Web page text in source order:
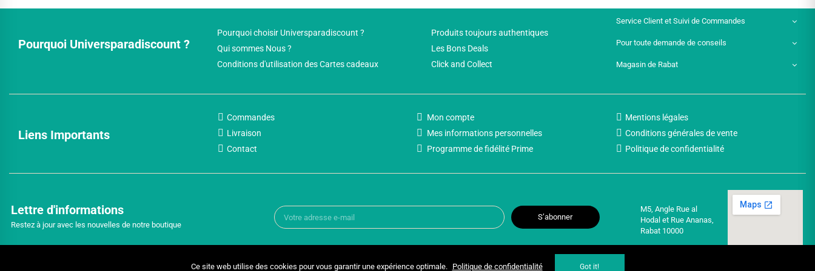
Pourquoi Universparadiscount ?
Pourquoi choisir Universparadiscount ?
Qui sommes Nous ?
Conditions d'utilisation des Cartes cadeaux
Produits toujours authentiques
Les Bons Deals
Click and Collect
Service Client et Suivi de Commandes
Pour toute demande de conseils
Magasin de Rabat
Liens Importants
Commandes
Livraison
Contact
Mon compte
Mes informations personnelles
Programme de fidélité Prime
Mentions légales
Conditions générales de vente
Politique de confidentialité
Lettre d'informations
Restez à jour avec les nouvelles de notre boutique
S’abonner
M5, Angle Rue al
Hodal et Rue Ananas,
Rabat 10000
Ce site web utilise des cookies pour vous garantir une expérience optimale. Politique de confidentialité Got it!